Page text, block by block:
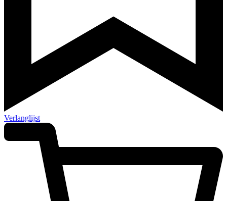
Verlanglijst